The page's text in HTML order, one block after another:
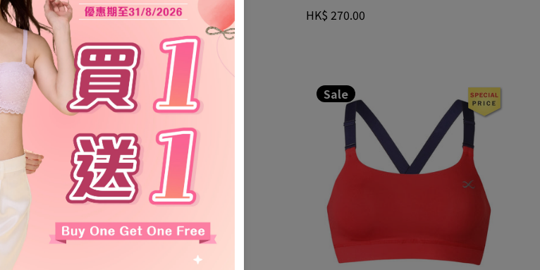
HK$ 1,180.00 HK$ 270.00
Sale